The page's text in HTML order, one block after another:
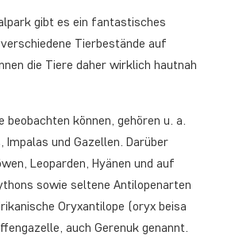
gibt es ein fantastisches
Tierbestände auf
die Tiere daher wirklich hautnah
beobachten können, gehören u. a.
Impalas und Gazellen. Darüber
Leoparden, Hyänen und auf
sowie seltene Antilopenarten
Oryxantilope (oryx beisa
auch Gerenuk genannt.